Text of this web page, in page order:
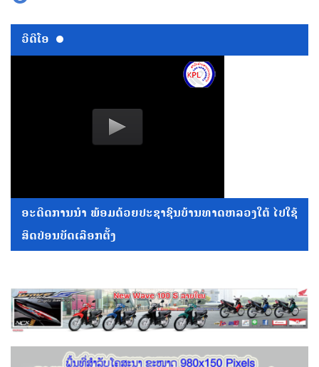
ວີດີໂອ
ອະດີດການນໍາ ພ້ອມດ້ວຍປະຊາຊົນບ້ານທາດຫລວງໃຕ້ ໄປໃຊ້
ສິດປ່ອນບັດເລືອກຕັ້ງ